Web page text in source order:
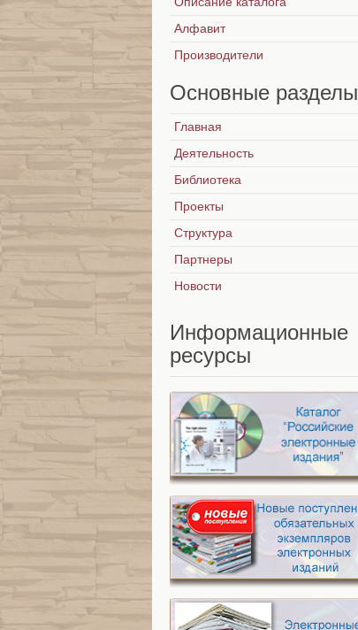
Алфавит
Производители
Основные разделы
Главная
Деятельность
Библиотека
Проекты
Структура
Партнеры
Новости
Информационные
ресурсы